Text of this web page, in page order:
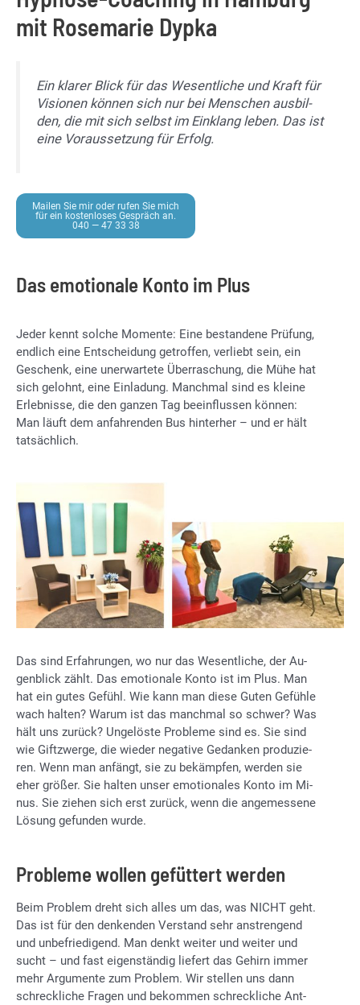
mit Rosemarie Dypka
Ein kla­rer Blick für das We­sent­li­che und Kraft für
Vi­sio­nen kön­nen sich nur bei Men­schen aus­bil­
den, die mit sich selbst im Ein­klang le­ben. Das ist
eine Vor­aus­set­zung für Er­folg.
Mai­len Sie mir oder ru­fen Sie mich
für ein kos­ten­lo­ses Ge­spräch an.
040 — 47 33 38
Das emotionale Konto im Plus
Je­der kennt sol­che Mo­men­te: Eine be­stan­de­ne Prü­fung,
end­lich eine Ent­schei­dung ge­trof­fen, ver­liebt sein, ein
Ge­schenk, eine un­er­war­te­te Über­ra­schung, die Mühe hat
sich ge­lohnt, eine Ein­la­dung. Manch­mal sind es klei­ne
Er­leb­nis­se, die den gan­zen Tag be­ein­flus­sen kön­nen:
Man läuft dem an­fah­ren­den Bus hin­ter­her – und er hält
tat­säch­lich.
Das sind Er­fah­run­gen, wo nur das We­sent­li­che, der Au­
gen­blick zählt. Das emo­tio­na­le Kon­to ist im Plus. Man
hat ein gu­tes Ge­fühl. Wie kann man die­se Gu­ten Ge­füh­le
wach hal­ten? War­um ist das manch­mal so schwer? Was
hält uns zu­rück? Un­ge­lös­te Pro­ble­me sind es. Sie sind
wie Gift­zwer­ge, die wie­der ne­ga­ti­ve Ge­dan­ken pro­du­zie­
ren. Wenn man an­fängt, sie zu be­kämp­fen, wer­den sie
eher grö­ßer. Sie hal­ten un­ser emo­tio­na­les Kon­to im Mi­
nus. Sie zie­hen sich erst zu­rück, wenn die an­ge­mes­se­ne
Lö­sung ge­fun­den wur­de.
Probleme wollen gefüttert werden
Beim Pro­blem dreht sich al­les um das, was NICHT geht.
Das ist für den den­ken­den Ver­stand sehr an­stren­gend
und un­be­frie­di­gend. Man denkt wei­ter und wei­ter und
sucht – und fast ei­gen­stän­dig lie­fert das Ge­hirn im­mer
mehr Ar­gu­men­te zum Pro­blem. Wir stel­len uns dann
schreck­li­che Fra­gen und be­kom­men schreck­li­che Ant­